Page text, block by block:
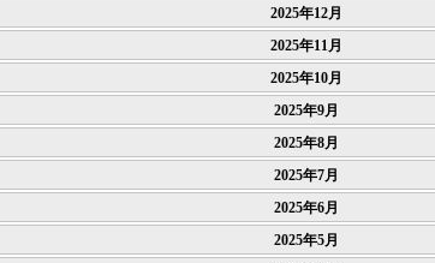
2025年12月
2025年11月
2025年10月
2025年9月
2025年8月
2025年7月
2025年6月
2025年5月